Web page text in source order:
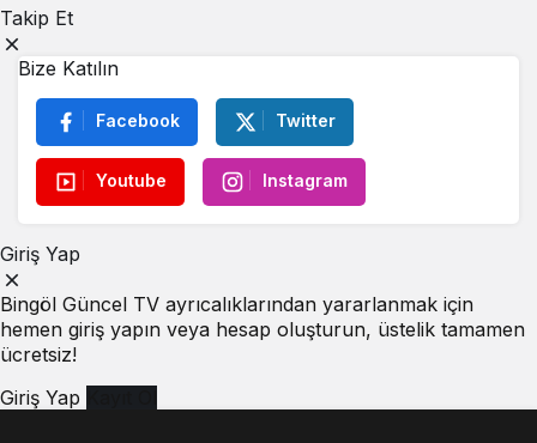
Takip Et
Bize Katılın
Facebook Twitter
Youtube Instagram
Giriş Yap
Bingöl Güncel TV ayrıcalıklarından yararlanmak için
hemen giriş yapın veya hesap oluşturun, üstelik tamamen
ücretsiz!
Giriş Yap